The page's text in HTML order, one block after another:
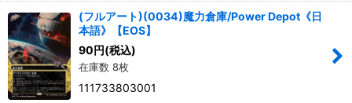
(フルアート)(0034)魔力倉庫/Power Depot《日
本語》【EOS】
90円(税込)
在庫数 8枚
111733803001